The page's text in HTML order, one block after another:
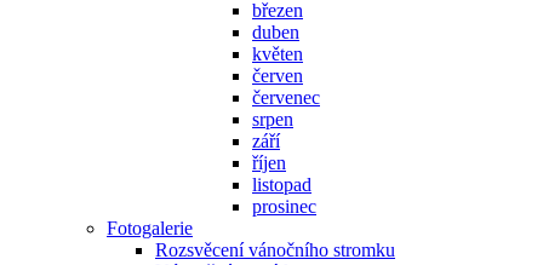
březen
duben
květen
červen
červenec
srpen
září
říjen
listopad
prosinec
Fotogalerie
Rozsvěcení vánočního stromku